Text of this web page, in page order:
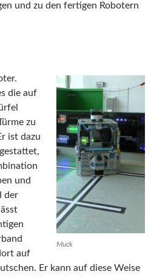
und zu den fertigen Robotern
Muck
die auf
zu
ist dazu
und
der
auf
Er kann auf diese Weise